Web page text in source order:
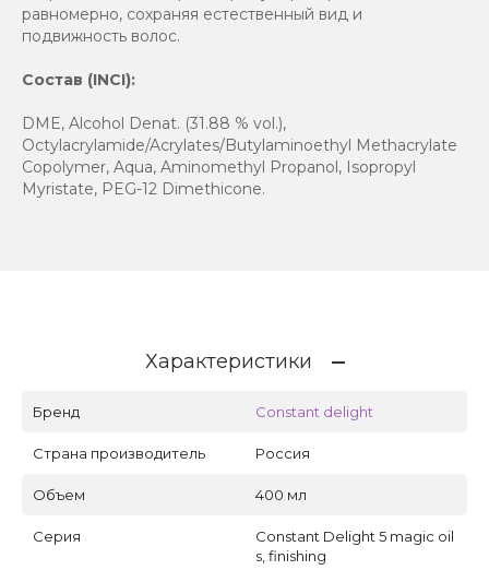
равномерно, сохраняя естественный вид и
подвижность волос.
Состав (INCI):
DME, Alcohol Denat. (31.88 % vol.),
Octylacrylamide/Acrylates/Butylaminoethyl Methacrylate
Copolymer, Aqua, Aminomethyl Propanol, Isopropyl
Myristate, PEG-12 Dimethicone.
Характеристики
Бренд Constant delight
Страна производитель Россия
Объем 400 мл
Серия
Constant Delight 5 magic oil
s, finishing